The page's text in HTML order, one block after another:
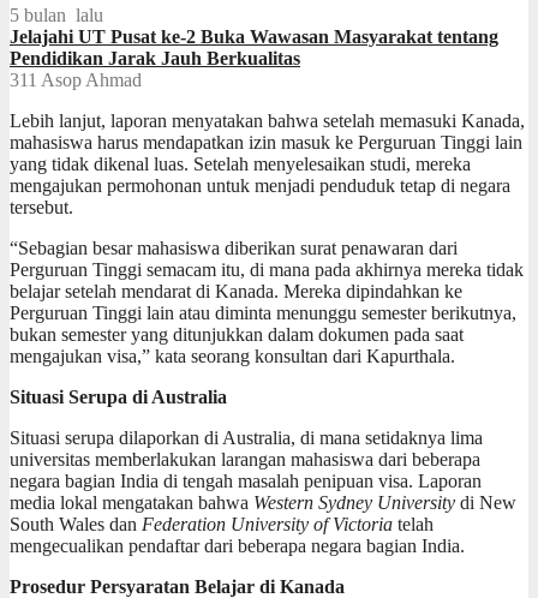
5 bulan lalu
Jelajahi UT Pusat ke-2 Buka Wawasan Masyarakat tentang
Pendidikan Jarak Jauh Berkualitas
311 Asop Ahmad
Lebih lanjut, laporan menyatakan bahwa setelah memasuki Kanada,
mahasiswa harus mendapatkan izin masuk ke Perguruan Tinggi lain
yang tidak dikenal luas. Setelah menyelesaikan studi, mereka
mengajukan permohonan untuk menjadi penduduk tetap di negara
tersebut.
“Sebagian besar mahasiswa diberikan surat penawaran dari
Perguruan Tinggi semacam itu, di mana pada akhirnya mereka tidak
belajar setelah mendarat di Kanada. Mereka dipindahkan ke
Perguruan Tinggi lain atau diminta menunggu semester berikutnya,
bukan semester yang ditunjukkan dalam dokumen pada saat
mengajukan visa,” kata seorang konsultan dari Kapurthala.
Situasi Serupa di Australia
Situasi serupa dilaporkan di Australia, di mana setidaknya lima
universitas memberlakukan larangan mahasiswa dari beberapa
negara bagian India di tengah masalah penipuan visa. Laporan
media lokal mengatakan bahwa Western Sydney University di New
South Wales dan Federation University of Victoria telah
mengecualikan pendaftar dari beberapa negara bagian India.
Prosedur Persyaratan Belajar di Kanada